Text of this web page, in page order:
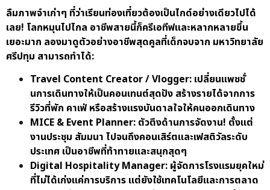
ลืมภาพจำเก่าๆ ที่ว่าเรียนท่องเที่ยวต้องเป็นไกด์อย่างเดียวไปได้
เลย! โลกหมุนไปไกล อาชีพสายนี้ก็ครีเอทีฟและหลากหลายขึ้น
เยอะมาก ลองมาดูตัวอย่างอาชีพสุดคูลที่เด็กจบจาก มหาวิทยาลัย
ศรีปทุม สามารถทำได้:
Travel Content Creator / Vlogger: เปลี่ยนแพชชั่
นการเดินทางให้เป็นคอนเทนต์สุดปัง สร้างรายได้จากการ
รีวิวที่พัก คาเฟ่ หรือสร้างแรงบันดาลใจให้คนออกเดินทาง
MICE & Event Planner: ตัวตึงด้านการจัดงาน! ตั้งแต่
งานประชุม สัมมนา ไปจนถึงคอนเสิร์ตและเฟสติวัลระดับ
ประเทศ เป็นอาชีพที่ท้าทายและสนุกสุดๆ
Digital Hospitality Manager: ผู้จัดการโรงแรมยุคใหม่
ที่ไม่ได้เก่งแค่การบริการ แต่ยังใช้เทคโนโลยีและการตลาด